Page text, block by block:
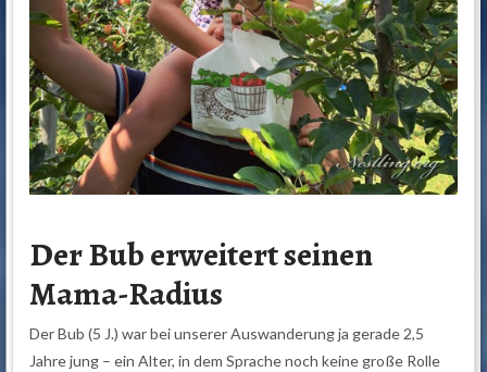
Der Bub erweitert seinen
Mama-Radius
Der Bub (5 J.) war bei unserer Auswanderung ja gerade 2,5
Jahre jung – ein Alter, in dem Sprache noch keine große Rolle